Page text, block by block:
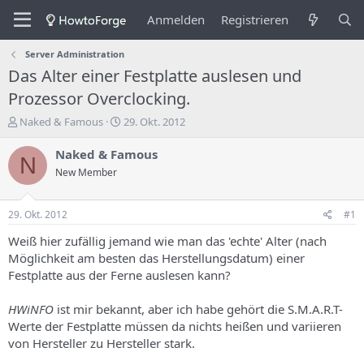
Anmelden Registrieren
Server Administration
Das Alter einer Festplatte auslesen und
Prozessor Overclocking.
E
s
e
e
r
d
e
s
h
e
m
Naked & Famous
E
s
n
s
d
t
u
m
29. Okt. 2012
N Naked & Famous
New Member
29. Okt. 2012 #1
Weiß hier zufällig jemand wie man das 'echte' Alter (nach
Möglichkeit am besten das Herstellungsdatum) einer
Festplatte aus der Ferne auslesen kann?
HWiNFO ist mir bekannt, aber ich habe gehört die S.M.A.R.T-
Werte der Festplatte müssen da nichts heißen und variieren
von Hersteller zu Hersteller stark.